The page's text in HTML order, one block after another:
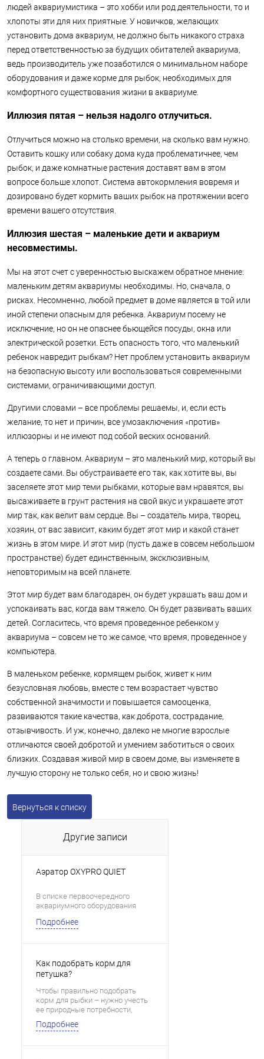
людей аквариумистика – это хобби или род деятельности, то и
хлопоты эти для них приятные. У новичков, желающих
установить дома аквариум, не должно быть никакого страха
перед ответственностью за будущих обитателей аквариума,
ведь производитель уже позаботился о минимальном наборе
оборудования и даже корме для рыбок, необходимых для
комфортного существования жизни в аквариуме.
Иллюзия пятая – нельзя надолго отлучиться.
Отлучиться можно на столько времени, на сколько вам нужно.
Оставить кошку или собаку дома куда проблематичнее, чем
рыбок, и даже комнатные растения доставят вам в этом
вопросе больше хлопот. Система автокормления вовремя и
дозировано будет кормить ваших рыбок на протяжении всего
времени вашего отсутствия.
Иллюзия шестая – маленькие дети и аквариум
несовместимы.
Мы на этот счет с уверенностью выскажем обратное мнение:
маленьким детям аквариумы необходимы. Но, сначала, о
рисках. Несомненно, любой предмет в доме является в той или
иной степени опасным для ребенка. Аквариум посему не
исключение, но он не опаснее бьющейся посуды, окна или
электрической розетки. Есть опасность того, что маленький
ребенок навредит рыбкам? Нет проблем установить аквариум
на безопасную высоту или воспользоваться современными
системами, ограничивающими доступ.
Другими словами – все проблемы решаемы, и, если есть
желание, то нет и причин, все умозаключения «против»
иллюзорны и не имеют под собой веских оснований.
А теперь о главном. Аквариум – это маленький мир, который вы
создаете сами. Вы обустраиваете его так, как хотите вы, вы
заселяете этот мир теми рыбками, которые вам нравятся, вы
высаживаете в грунт растения на свой вкус и украшаете этот
мир так, как велит вам сердце. Вы – создатель мира, творец,
хозяин, от вас зависит, каким будет этот мир и какой станет
жизнь в этом мире. И этот мир (пусть даже в совсем небольшом
пространстве) будет единственным, эксклюзивным,
неповторимым на всей планете.
Этот мир будет вам благодарен, он будет украшать ваш дом и
успокаивать вас, когда вам тяжело. Он будет развивать ваших
детей. Согласитесь, что время проведенное ребенком у
аквариума – совсем не то же самое, что время, проведенное у
компьютера.
В маленьком ребенке, кормящем рыбок, живет к ним
безусловная любовь, вместе с тем возрастает чувство
собственной значимости и повышается самооценка,
развиваются такие качества, как доброта, сострадание,
отзывчивость. И уж, конечно, далеко не многие взрослые
отличаются своей добротой и умением заботиться о своих
близких. Создавая живой мир в своем доме, вы изменяете в
лучшую сторону не только себя, но и свою жизнь!
Вернуться к списку
Другие записи
Аэратор OXYPRO QUIET
В списке первоочередного
аквариумного оборудования
двойственную позицию: он
необходимых оборудований для
одним из самых заменимых, с
другой.
Подробнее
Как подобрать корм для
петушка?
Чтобы правильно подобрать
корм для рыбки – нужно учесть
ее природные потребности,
размер и анатомические
особенности (размер и форму
того, любой корм должен
Подробнее